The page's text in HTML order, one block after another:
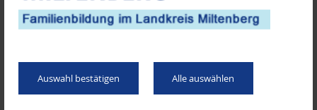
Auswahl bestätigen Alle auswählen
Sommerferien Spielplatz-Aktion für Familien